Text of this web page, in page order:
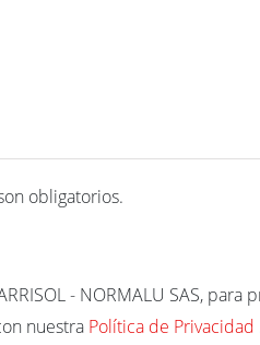
obligatorios.
- NORMALU SAS,
nuestra Política de Privacidad